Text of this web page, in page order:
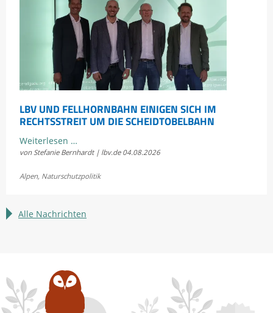
LBV UND FELLHORNBAHN EINIGEN SICH IM
RECHTSSTREIT UM DIE SCHEIDTOBELBAHN
Weiterlesen …LBV
und
einigen
im
Scheidtobelbahn
von Stefanie Bernhardt | lbv.de 04.08.2026
Alpen, Naturschutzpolitik
Alle Nachrichten